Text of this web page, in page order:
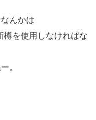
んかは
樽を使用しなければな
。